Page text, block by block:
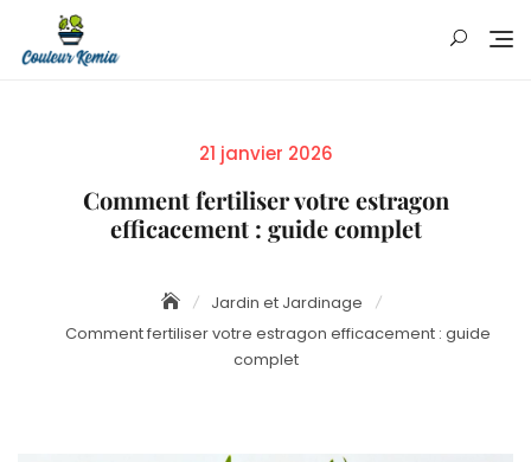
content
Posted
21 janvier 2026
Comment fertiliser votre estragon
efficacement : guide complet
Jardin et Jardinage
Comment fertiliser votre estragon efficacement : guide
complet